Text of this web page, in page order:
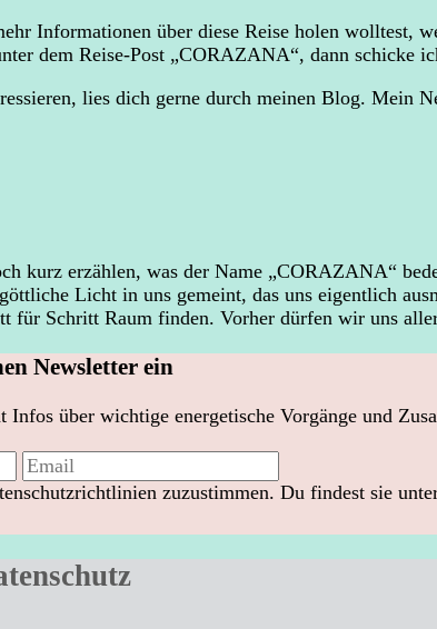
Informationen über diese Reise holen wolltest,
dem Reise-Post „CORAZANA“, dann schicke
lies dich gerne durch meinen Blog.
kurz erzählen, was der Name „CORAZANA“
Licht in uns gemeint, das uns eigentlich
für Schritt Raum finden. Vorher dürfen wir uns
Newsletter ein
über wichtige energetische Vorgänge und
zuzustimmen. Du findest sie